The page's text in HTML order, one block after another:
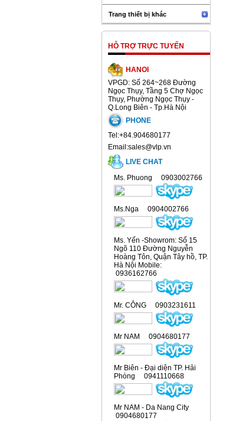
Trang thiết bị khác
HỖ TRỢ TRỰC TUYẾN
HANOI
VPGD: Số 264~268 Đường
Ngọc Thụy, Tầng 5 Chợ Ngọc
Thụy, Phường Ngọc Thụy -
Q.Long Biên - Tp.Hà Nội
PHONE
Tel:+84.904680177
Email:sales@vlp.vn
LIVE CHAT
Ms. Phuong 0903002766
Ms.Nga 0904002766
Ms. Yến -Showrom: Số 15
Ngõ 110 Đường Nguyễn
Hoàng Tôn, Quận Tây hồ, TP.
Hà Nội Mobile:
0936162766
Mr. CÔNG 0903231611
Mr NAM 0904680177
Mr Biên - Đại diện TP. Hải
Phòng 0941110668
Mr NAM - Da Nang City
0904680177